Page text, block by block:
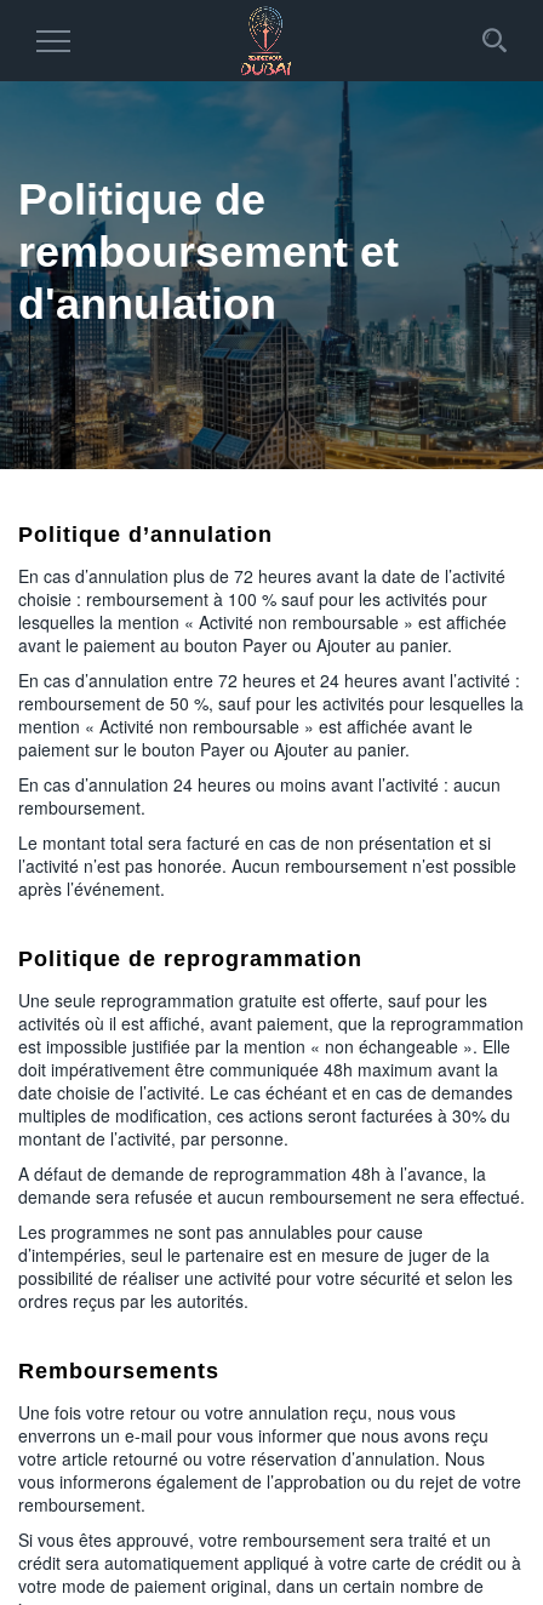
Toggle
Politique de
remboursement et
d'annulation
Politique d’annulation
En cas d’annulation plus de 72 heures avant la date de l’activité
choisie : remboursement à 100 % sauf pour les activités pour
lesquelles la mention « Activité non remboursable » est affichée
avant le paiement au bouton Payer ou Ajouter au panier.
En cas d’annulation entre 72 heures et 24 heures avant l’activité :
remboursement de 50 %, sauf pour les activités pour lesquelles la
mention « Activité non remboursable » est affichée avant le
paiement sur le bouton Payer ou Ajouter au panier.
En cas d’annulation 24 heures ou moins avant l’activité : aucun
remboursement.
Le montant total sera facturé en cas de non présentation et si
l’activité n’est pas honorée. Aucun remboursement n’est possible
après l’événement.
Politique de reprogrammation
Une seule reprogrammation gratuite est offerte, sauf pour les
activités où il est affiché, avant paiement, que la reprogrammation
est impossible justifiée par la mention « non échangeable ». Elle
doit impérativement être communiquée 48h maximum avant la
date choisie de l’activité. Le cas échéant et en cas de demandes
multiples de modification, ces actions seront facturées à 30% du
montant de l’activité, par personne.
A défaut de demande de reprogrammation 48h à l’avance, la
demande sera refusée et aucun remboursement ne sera effectué.
Les programmes ne sont pas annulables pour cause
d’intempéries, seul le partenaire est en mesure de juger de la
possibilité de réaliser une activité pour votre sécurité et selon les
ordres reçus par les autorités.
Remboursements
Une fois votre retour ou votre annulation reçu, nous vous
enverrons un e-mail pour vous informer que nous avons reçu
votre article retourné ou votre réservation d’annulation. Nous
vous informerons également de l’approbation ou du rejet de votre
remboursement.
Si vous êtes approuvé, votre remboursement sera traité et un
crédit sera automatiquement appliqué à votre carte de crédit ou à
votre mode de paiement original, dans un certain nombre de